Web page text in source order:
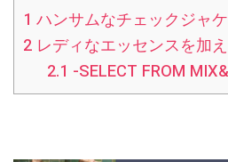
1 ハンサムなチェックジャ
2レディなエッセンスを加
2.1 -SELECT FROM